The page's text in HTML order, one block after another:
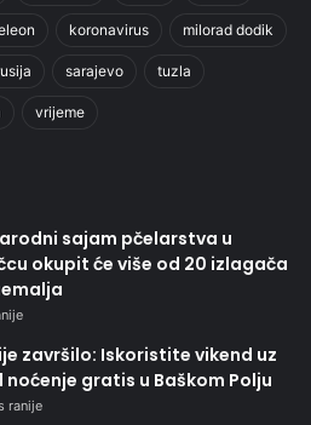
koronavirus milorad dodik
sarajevo tuzla
vrijeme
sajam pčelarstva u
okupit će više od 20 izlagača
završilo: Iskoristite vikend uz
noćenje gratis u Baškom Polju
ranije